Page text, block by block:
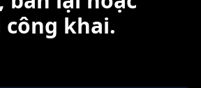
khai.